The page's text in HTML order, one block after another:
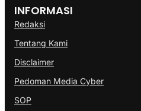
INFORMASI
Redaksi
Tentang Kami
Disclaimer
Pedoman Media Cyber
SOP